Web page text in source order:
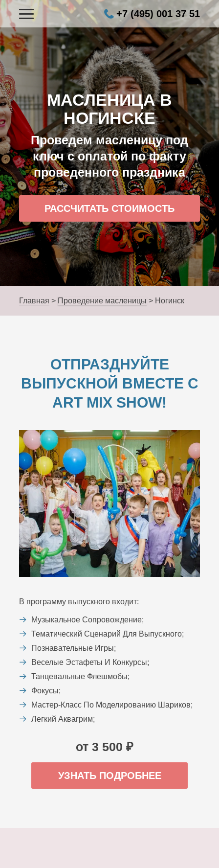
+7 (495) 001 37 51
МАСЛЕНИЦА В
НОГИНСКЕ
Проведем масленицу под
ключ с оплатой по факту
проведенного праздника
РАССЧИТАТЬ СТОИМОСТЬ
Главная > Проведение масленицы > Ногинск
ОТПРАЗДНУЙТЕ
ВЫПУСКНОЙ ВМЕСТЕ С
ART MIX SHOW!
В программу выпускного входит:
Музыкальное Сопровождение;
Тематический Сценарий Для Выпускного;
Познавательные Игры;
Веселые Эстафеты И Конкурсы;
Танцевальные Флешмобы;
Фокусы;
Мастер-Класс По Моделированию Шариков;
Легкий Аквагрим;
от 3 500 ₽
УЗНАТЬ ПОДРОБНЕЕ